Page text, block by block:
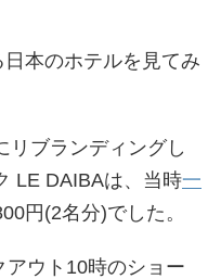
本のホテルを見てみ
リブランディングし
LE DAIBAは、当時一
円(2名分)でした。
ウト10時のショー